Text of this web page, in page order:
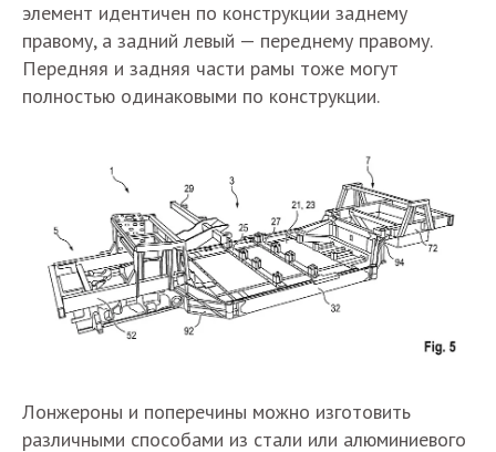
элемент идентичен по конструкции заднему
правому, а задний левый — переднему правому.
Передняя и задняя части рамы тоже могут
полностью одинаковыми по конструкции.
Лонжероны и поперечины можно изготовить
различными способами из стали или алюминиевого